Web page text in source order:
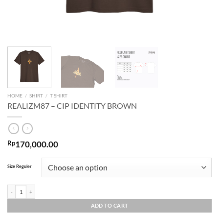
HOME / SHIRT / T SHIRT
REALIZM87 – CIP IDENTITY BROWN
Rp170,000.00
Size Reguler
ADD TO CART